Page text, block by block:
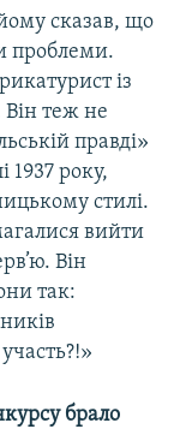
сказав, що
проблеми.
із
Він теж не
правді»
1937 року,
стилі.
вийти
Він
так:
брало